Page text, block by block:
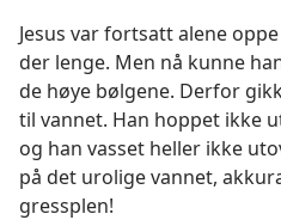
Jesus var fortsatt alene
der lenge. Men nå kunne
de høye bølgene. Derfor
til vannet. Han hoppet ikke
og han vasset heller ikke
på det urolige vannet,
gressplen!